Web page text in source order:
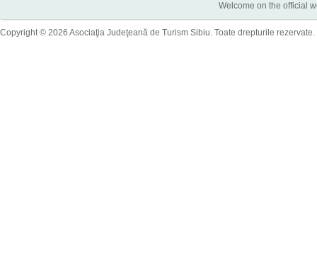
Welcome on the official
Copyright © 2026 Asociaţia Judeţeană de Turism Sibiu. Toate drepturile rezervate.